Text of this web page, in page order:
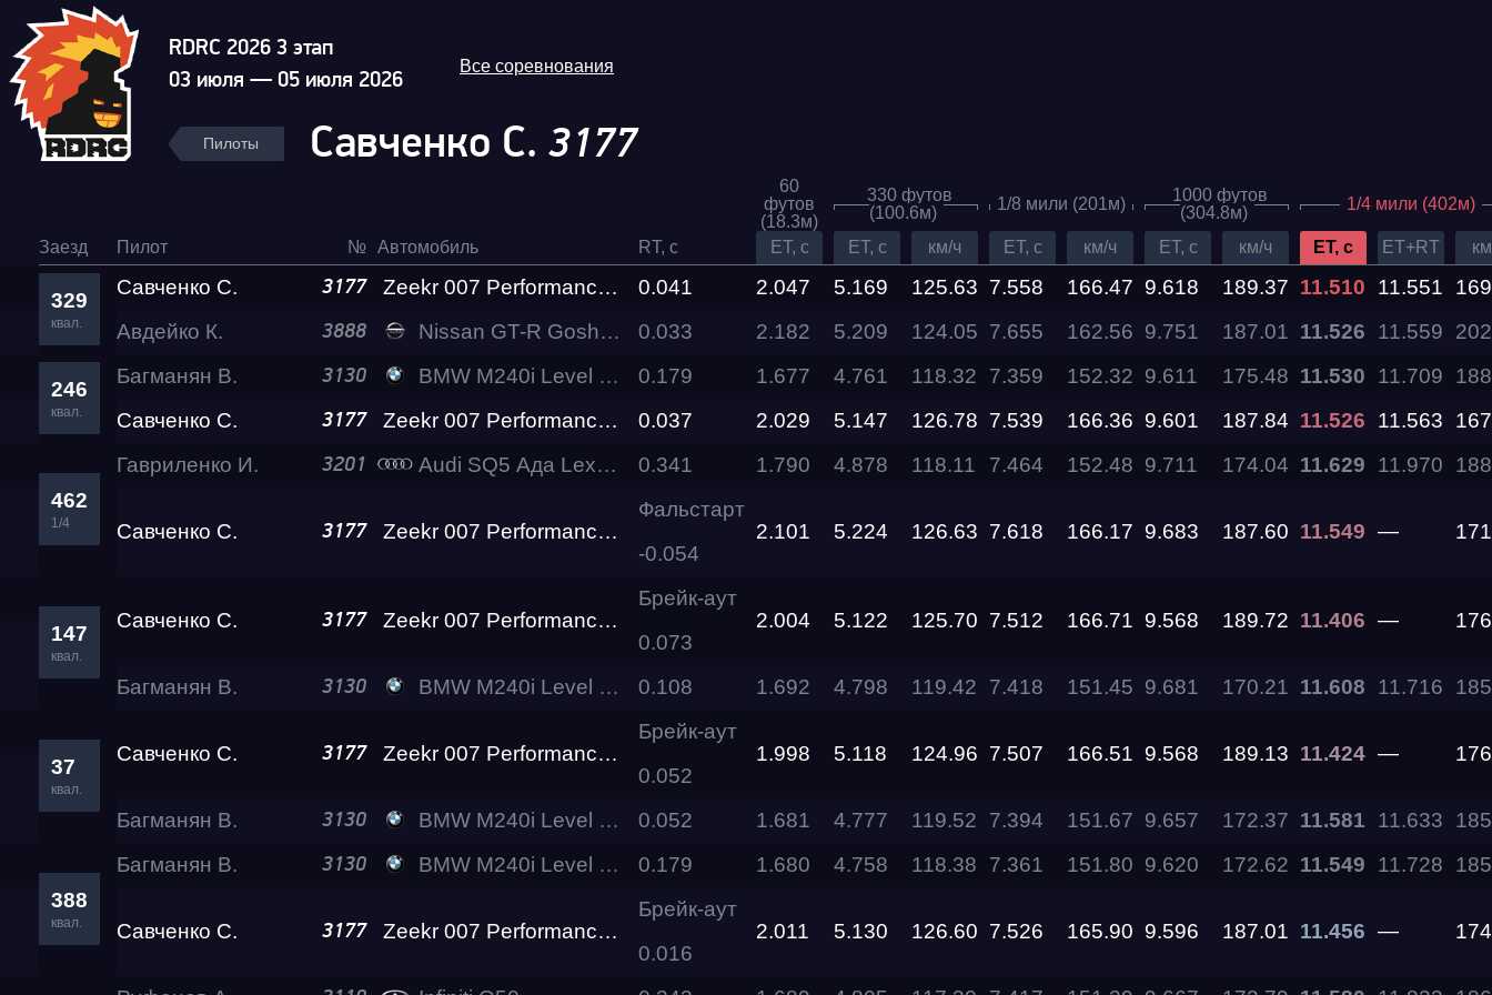
Гонка Трасса Дата проведения
RDRC Юг 6 этап
Racepark
04.10.2026
RDRC
12.09.2026 —
Evolution
05.09.2026 —
Test & Tune PRO
RDRC
22.08.2026
Siberia
14.08.2026 —
RDRC 2026 3 этап
03 июля — 05 июля 2026
Все соревнования
Пилоты Савченко С. 3177
60
футов
(18.3м)
330 футов
(100.6м)
1/8 мили (201м)
1000 футов
(304.8м)
1/4 мили (402м)
Заезд Пилот № Автомобиль RT, c ET, c ET, c км/ч ET, c км/ч ET, c км/ч ET, c ET+RT
329
квал.
Савченко С. 3177 Zeekr 007 Performance Gosha Turbo Tech 0.041 2.047 5.169 125.63 7.558 166.47 9.618 189.37 11.510 11.551
Авдейко К.
3888 Nissan GT-R Gosha Turbo Tech 0.033 2.182 5.209 124.05 7.655 162.56 9.751 187.01 11.526 11.559
246
квал.
Багманян В. 3130 BMW M240i Level Performance 0.179 1.677 4.761 118.32 7.359 152.32 9.611 175.48 11.530 11.709
Савченко С.
3177 Zeekr 007 Performance Gosha Turbo Tech 0.037 2.029 5.147 126.78 7.539 166.36 9.601 187.84 11.526 11.563
462
1/4
Гавриленко И. 3201 Audi SQ5 Ада Lexx Motors Team 0.341 1.790 4.878 118.11 7.464 152.48 9.711 174.04 11.629 11.970
Савченко С. 3177 Zeekr 007 Performance Gosha Turbo Tech
Фальстарт
-0.054
2.101 5.224 126.63 7.618 166.17 9.683 187.60 11.549 —
147
квал.
Савченко С. 3177 Zeekr 007 Performance Gosha Turbo Tech
Брейк-аут
0.073
2.004 5.122 125.70 7.512 166.71 9.568 189.72 11.406 —
Багманян В. 3130 BMW M240i Level Performance 0.108 1.692 4.798 119.42 7.418 151.45 9.681 170.21 11.608 11.716
37
квал.
Савченко С. 3177 Zeekr 007 Performance Gosha Turbo Tech
Брейк-аут
0.052
1.998 5.118 124.96 7.507 166.51 9.568 189.13 11.424 —
Багманян В. 3130 BMW M240i Level Performance 0.052 1.681 4.777 119.52 7.394 151.67 9.657 172.37 11.581 11.633
388
квал.
Багманян В. 3130 BMW M240i Level Performance 0.179 1.680 4.758 118.38 7.361 151.80 9.620 172.62 11.549 11.728
Савченко С. 3177 Zeekr 007 Performance Gosha Turbo Tech
Брейк-аут
0.016
2.011 5.130 126.60 7.526 165.90 9.596 187.01 11.456 —